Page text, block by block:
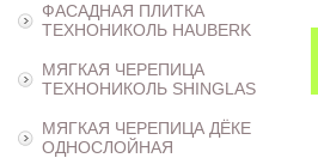
ФАСАДНАЯ ПЛИТКА
ТЕХНОНИКОЛЬ HAUBERK
МЯГКАЯ ЧЕРЕПИЦА
ТЕХНОНИКОЛЬ SHINGLAS
МЯГКАЯ ЧЕРЕПИЦА ДЁКЕ
ОДНОСЛОЙНАЯ